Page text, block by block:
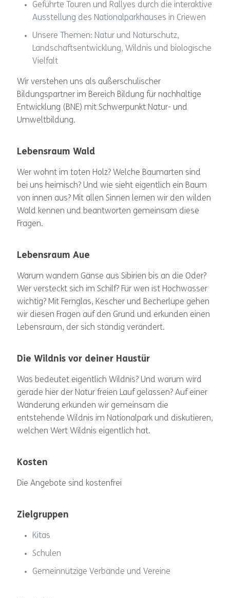
Geführte Touren und Rallyes durch die interaktive
Ausstellung des Nationalparkhauses in Criewen
Unsere Themen: Natur und Naturschutz,
Landschaftsentwicklung, Wildnis und biologische
Vielfalt
Wir verstehen uns als außerschulischer
Bildungspartner im Bereich Bildung für nachhaltige
Entwicklung (BNE) mit Schwerpunkt Natur- und
Umweltbildung.
Lebensraum Wald
Wer wohnt im toten Holz? Welche Baumarten sind
bei uns heimisch? Und wie sieht eigentlich ein Baum
von innen aus? Mit allen Sinnen lernen wir den wilden
Wald kennen und beantworten gemeinsam diese
Fragen.
Lebensraum Aue
Warum wandern Gänse aus Sibirien bis an die Oder?
Wer versteckt sich im Schilf? Für wen ist Hochwasser
wichtig? Mit Fernglas, Kescher und Becherlupe gehen
wir diesen Fragen auf den Grund und erkunden einen
Lebensraum, der sich ständig verändert.
Die Wildnis vor deiner Haustür
Was bedeutet eigentlich Wildnis? Und warum wird
gerade hier der Natur freien Lauf gelassen? Auf einer
Wanderung erkunden wir gemeinsam die
entstehende Wildnis im Nationalpark und diskutieren,
welchen Wert Wildnis eigentlich hat.
Kosten
Die Angebote sind kostenfrei
Zielgruppen
Kitas
Schulen
Gemeinnützige Verbände und Vereine